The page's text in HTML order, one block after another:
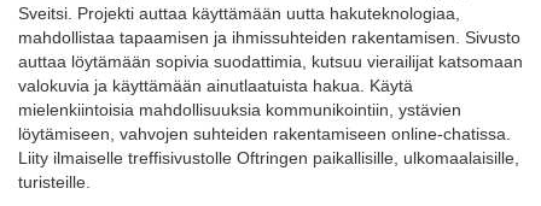
Sveitsi. Projekti auttaa käyttämään uutta hakuteknologiaa,
mahdollistaa tapaamisen ja ihmissuhteiden rakentamisen. Sivusto
auttaa löytämään sopivia suodattimia, kutsuu vierailijat katsomaan
valokuvia ja käyttämään ainutlaatuista hakua. Käytä
mielenkiintoisia mahdollisuuksia kommunikointiin, ystävien
löytämiseen, vahvojen suhteiden rakentamiseen online-chatissa.
Liity ilmaiselle treffisivustolle Oftringen paikallisille, ulkomaalaisille,
turisteille.